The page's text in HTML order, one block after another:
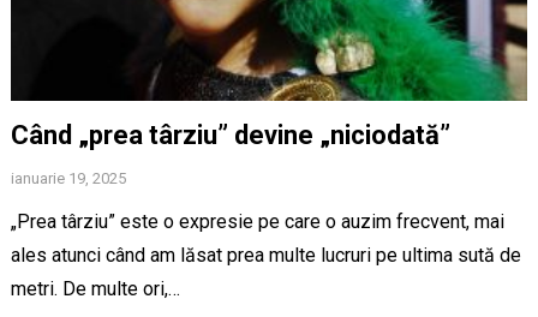
Când „prea târziu” devine „niciodată”
ianuarie 19, 2025
„Prea târziu” este o expresie pe care o auzim frecvent, mai
ales atunci când am lăsat prea multe lucruri pe ultima sută de
metri. De multe ori,…